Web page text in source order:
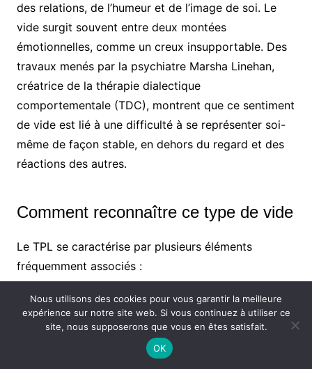
des relations, de l’humeur et de l’image de soi. Le
vide surgit souvent entre deux montées
émotionnelles, comme un creux insupportable. Des
travaux menés par la psychiatre Marsha Linehan,
créatrice de la thérapie dialectique
comportementale (TDC), montrent que ce sentiment
de vide est lié à une difficulté à se représenter soi-
même de façon stable, en dehors du regard et des
réactions des autres.
Comment reconnaître ce type de vide
Le TPL se caractérise par plusieurs éléments
fréquemment associés :
Relations intenses et instables, alternance de
rapprochements fusionnels et de ruptures
brutales.
Peurs très fortes de l’abandon, parfois même
Nous utilisons des cookies pour vous garantir la meilleure
expérience sur notre site web. Si vous continuez à utiliser ce
site, nous supposerons que vous en êtes satisfait.
OK